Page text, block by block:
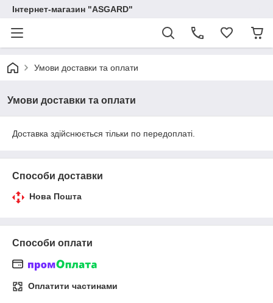
Інтернет-магазин "ASGARD"
Умови доставки та оплати
Умови доставки та оплати
Доставка здійснюється тільки по передоплаті.
Способи доставки
Нова Пошта
Способи оплати
Оплатити частинами